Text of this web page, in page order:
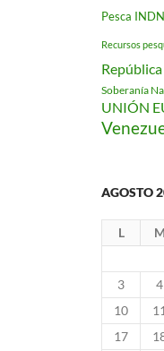
Pesca
Recursos
Soberanía
UNIÓN
AGOSTO
L M
3
4
10
11
17